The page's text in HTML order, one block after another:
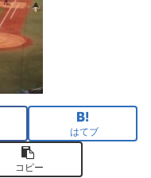
はてブ
コピー